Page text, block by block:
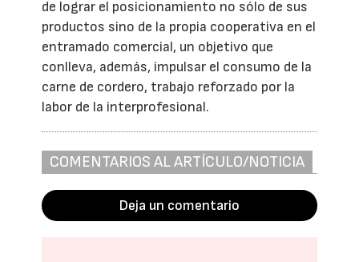
de lograr el posicionamiento no sólo de sus
productos sino de la propia cooperativa en el
entramado comercial, un objetivo que
conlleva, además, impulsar el consumo de la
carne de cordero, trabajo reforzado por la
labor de la interprofesional.
COMENTARIOS AL ARTÍCULO/NOTICIA
Deja un comentario